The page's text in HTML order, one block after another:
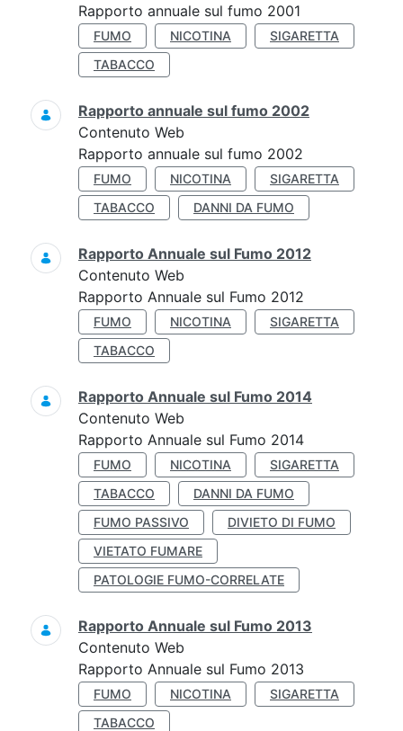
Rapporto annuale sul fumo 2001
FUMO NICOTINA
SIGARETTA
TABACCO
Rapporto annuale sul fumo 2002
Contenuto Web
Rapporto annuale sul fumo 2002
FUMO NICOTINA
SIGARETTA
TABACCO
DANNI DA FUMO
Rapporto Annuale sul Fumo 2012
Contenuto Web
Rapporto Annuale sul Fumo 2012
FUMO NICOTINA
SIGARETTA
TABACCO
Rapporto Annuale sul Fumo 2014
Contenuto Web
Rapporto Annuale sul Fumo 2014
FUMO NICOTINA
SIGARETTA
TABACCO
DANNI DA FUMO
FUMO PASSIVO
DIVIETO DI FUMO
VIETATO FUMARE
PATOLOGIE FUMO-CORRELATE
Rapporto Annuale sul Fumo 2013
Contenuto Web
Rapporto Annuale sul Fumo 2013
FUMO NICOTINA
SIGARETTA
TABACCO